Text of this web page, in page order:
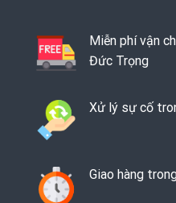
Miễn phí vận
Đức Trọng
Xử lý sự cố
Giao hàng